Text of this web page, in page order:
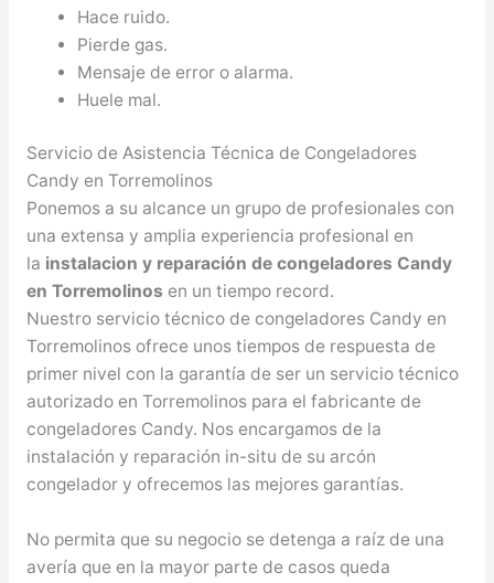
Hace ruido.
Pierde gas.
Mensaje de error o alarma.
Huele mal.
Servicio de Asistencia Técnica de Congeladores
Candy en Torremolinos
Ponemos a su alcance un grupo de profesionales con
una extensa y amplia experiencia profesional en
la instalacion y reparación de congeladores Candy
en Torremolinos en un tiempo record.
Nuestro servicio técnico de congeladores Candy en
Torremolinos ofrece unos tiempos de respuesta de
primer nivel con la garantía de ser un servicio técnico
autorizado en Torremolinos para el fabricante de
congeladores Candy. Nos encargamos de la
instalación y reparación in-situ de su arcón
congelador y ofrecemos las mejores garantías.
No permita que su negocio se detenga a raíz de una
avería que en la mayor parte de casos queda